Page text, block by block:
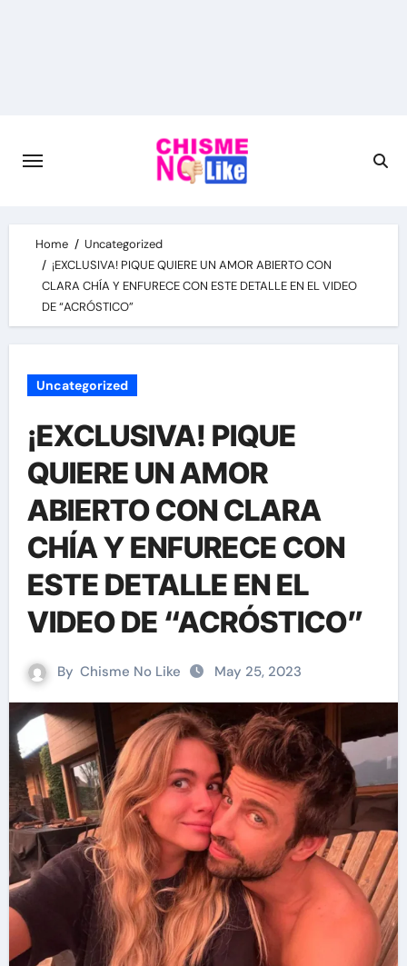
Home
Uncategorized
¡EXCLUSIVA! PIQUE QUIERE UN AMOR ABIERTO CON
CLARA CHÍA Y ENFURECE CON ESTE DETALLE EN EL VIDEO
DE “ACRÓSTICO”
Uncategorized
¡EXCLUSIVA! PIQUE
QUIERE UN AMOR
ABIERTO CON CLARA
CHÍA Y ENFURECE CON
ESTE DETALLE EN EL
VIDEO DE “ACRÓSTICO”
By Chisme No Like May 25, 2023